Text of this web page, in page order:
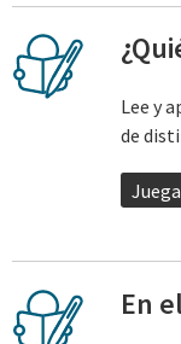
Lee y
de
Juega
En